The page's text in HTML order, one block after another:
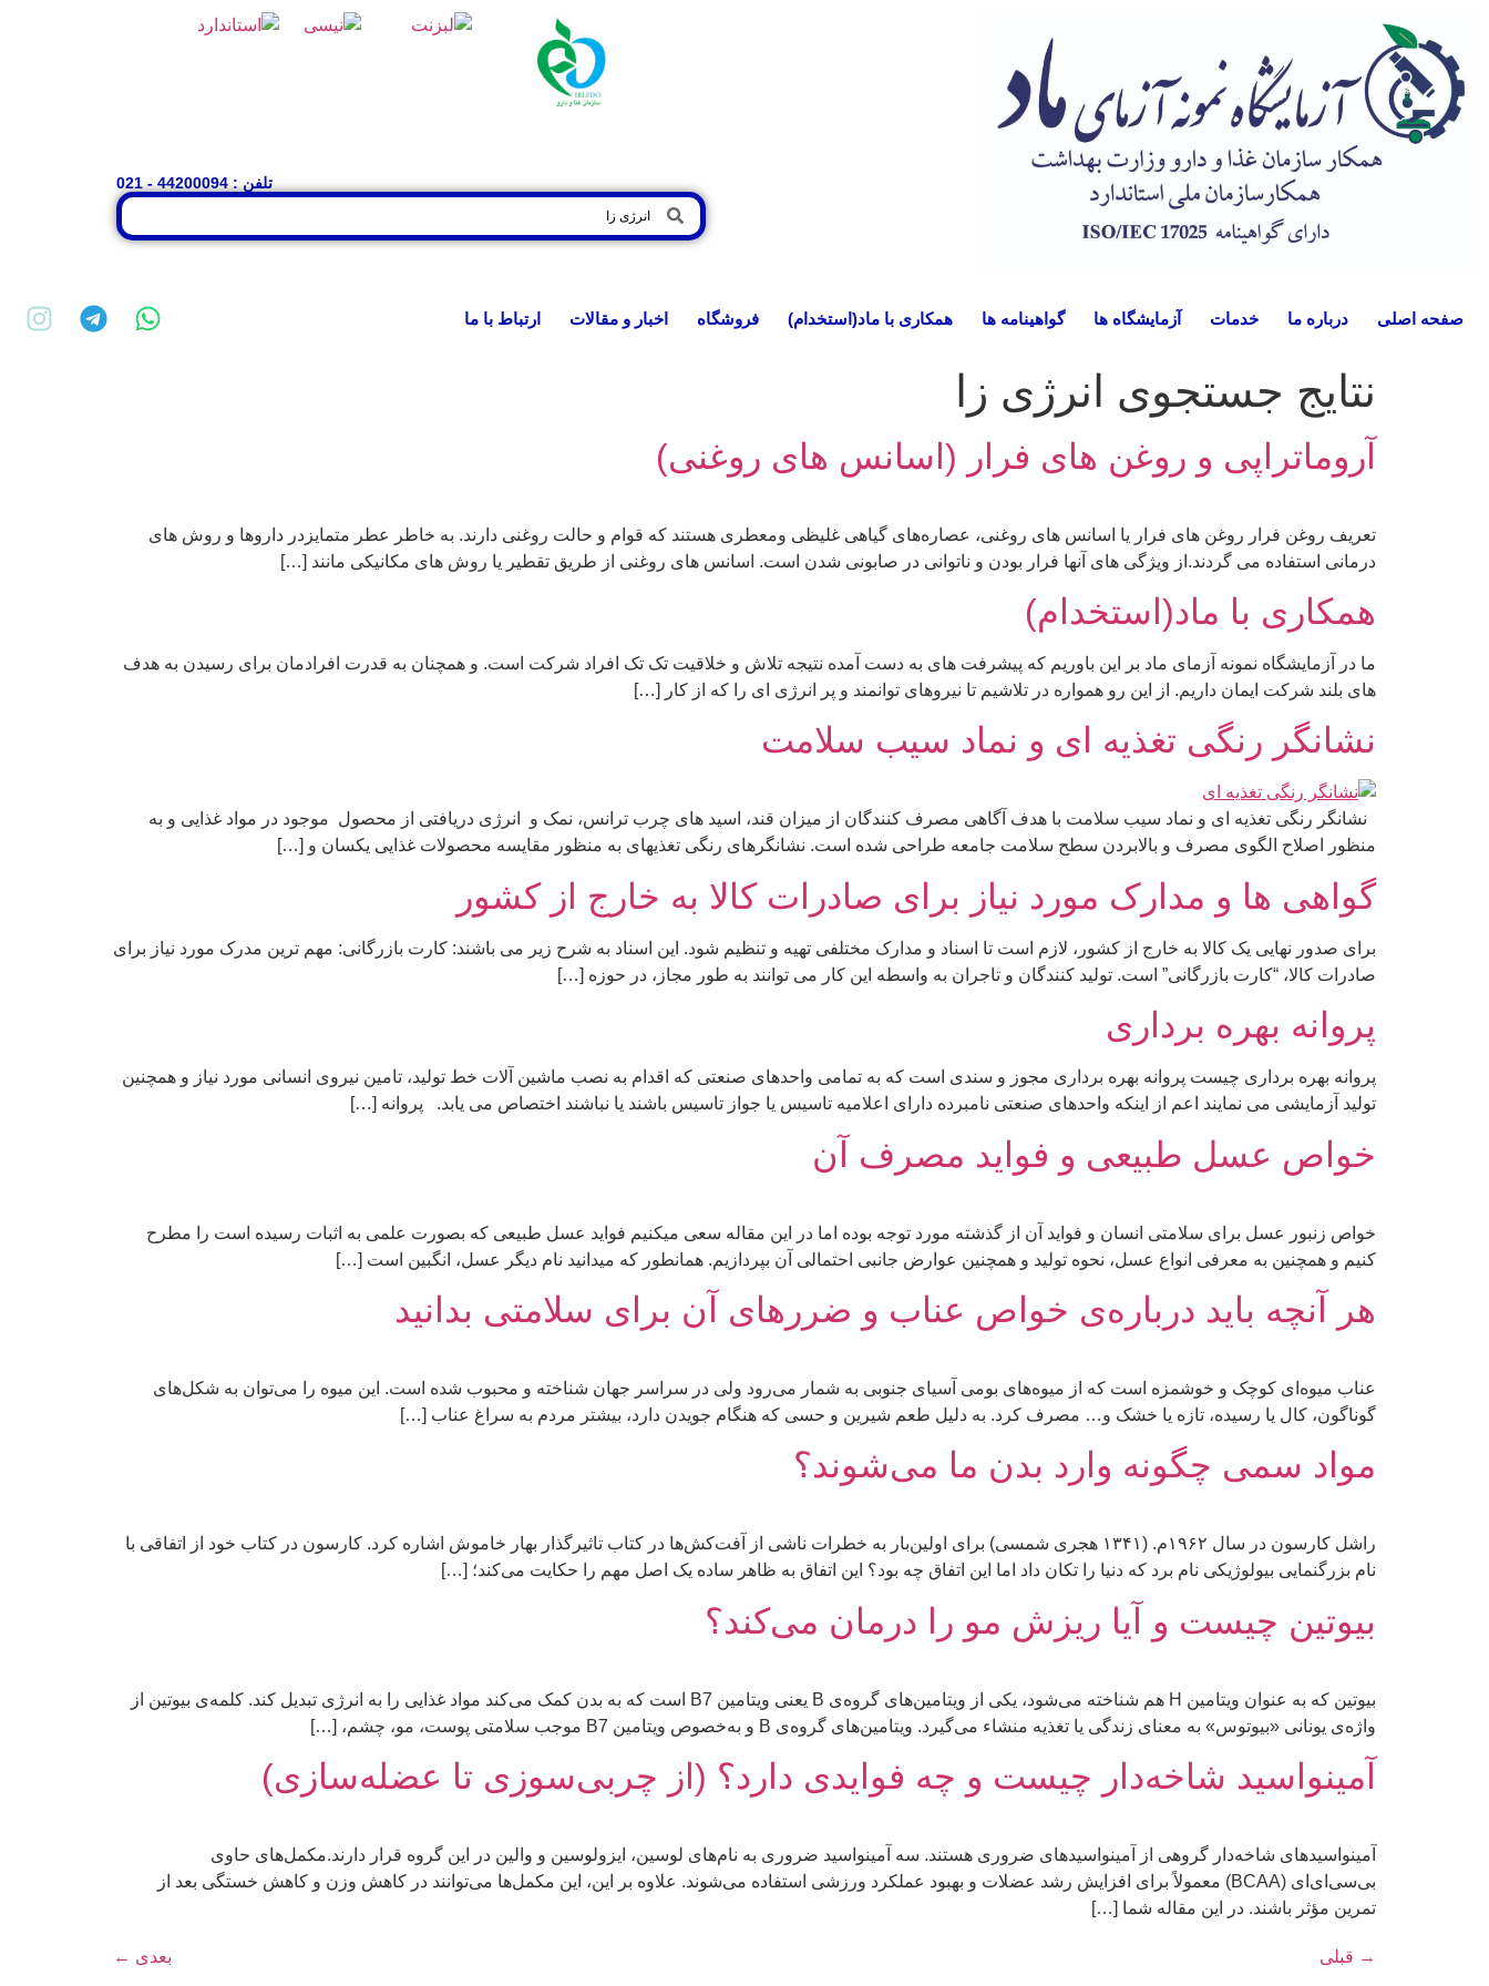
تلفن : 44200094 - 021
صفحه اصلی درباره ما خدمات آزمایشگاه ها گواهینامه ها همکاری با ماد(استخدام) فروشگاه اخبار و مقالات ارتباط با ما
نتایج جستجوی انرژی زا
آروماتراپی و روغن های فرار (اسانس های روغنی)
تعریف روغن فرار روغن های فرار یا اسانس های روغنی، عصاره‌های گیاهی غلیظی ومعطری هستند که قوام و حالت روغنی دارند. به خاطر عطر متمایزدر داروها و روش های
درمانی استفاده می گردند.از ویژگی های آنها فرار بودن و ناتوانی در صابونی شدن است. اسانس های روغنی از طریق تقطیر یا روش های مکانیکی مانند […]
همکاری با ماد(استخدام)
ما در آزمایشگاه نمونه آزمای ماد بر این باوریم که پیشرفت های به دست آمده نتیجه تلاش و خلاقیت تک تک افراد شرکت است. و همچنان به قدرت افرادمان برای رسیدن به هدف
های بلند شرکت ایمان داریم. از این رو همواره در تلاشیم تا نیروهای توانمند و پر انرژی ای را که از کار […]
نشانگر رنگی تغذیه ای و نماد سیب سلامت
نشانگر رنگی تغذیه ای و نماد سیب سلامت با هدف آگاهی مصرف کنندگان از میزان قند، اسید های چرب ترانس، نمک و انرژی دریافتی از محصول موجود در مواد غذایی و به
منظور اصلاح الگوی مصرف و بالابردن سطح سلامت جامعه طراحی شده است. نشانگرهای رنگی تغذیهای به منظور مقایسه محصولات غذایی یکسان و […]
گواهی ها و مدارک مورد نیاز برای صادرات کالا به خارج از کشور
برای صدور نهایی یک کالا به خارج از کشور، لازم است تا اسناد و مدارک مختلفی تهیه و تنظیم شود. این اسناد به شرح زیر می باشند: کارت بازرگانی: مهم ترین مدرک مورد نیاز برای
صادرات کالا، “کارت بازرگانی” است. تولید کنندگان و تاجران به واسطه این کار می توانند به طور مجاز، در حوزه […]
پروانه بهره برداری
پروانه بهره برداری چیست پروانه بهره برداری مجوز و سندی است که به تمامی واحدهای صنعتی که اقدام به نصب ماشین آلات خط تولید، تامین نیروی انسانی مورد نیاز و همچنین
تولید آزمایشی می نمایند اعم از اینکه واحدهای صنعتی نامبرده دارای اعلامیه تاسیس یا جواز تاسیس باشند یا نباشند اختصاص می یابد. پروانه […]
خواص عسل طبیعی و فواید مصرف آن
خواص زنبور عسل برای سلامتی انسان و فواید آن از گذشته مورد توجه بوده اما در این مقاله سعی میکنیم فواید عسل طبیعی که بصورت علمی به اثبات رسیده است را مطرح
کنیم و همچنین به معرفی انواع عسل، نحوه تولید و همچنین عوارض جانبی احتمالی آن بپردازیم. همانطور که میدانید نام دیگر عسل، انگبین است […]
هر آنچه باید درباره‌ی خواص عناب و ضررهای آن برای سلامتی بدانید
عناب میوه‌ای کوچک و خوشمزه است که از میوه‌های بومی آسیای جنوبی به شمار می‌رود ولی در سراسر جهان شناخته و محبوب شده است. این میوه را می‌توان به شکل‌های
گوناگون، کال یا رسیده، تازه یا خشک و… مصرف کرد. به دلیل طعم شیرین و حسی که هنگام جویدن دارد، بیشتر مردم به سراغ عناب […]
مواد سمی چگونه وارد بدن ما می‌شوند؟
راشل کارسون در سال ۱۹۶۲م. (۱۳۴۱ هجری شمسی) برای اولین‌بار به خطرات ناشی از آفت‌کش‌ها در کتاب تاثیرگذار بهار خاموش اشاره کرد. کارسون در کتاب خود از اتفاقی با
نام بزرگنمایی بیولوژیکی نام ‌برد که دنیا را تکان داد اما این اتفاق چه بود؟ این اتفاق به ظاهر ساده یک اصل مهم را حکایت می‌کند؛ […]
بیوتین چیست و آیا ریزش مو را درمان می‌کند؟
بیوتین که به عنوان ویتامین H هم شناخته می‌شود، یکی از ویتامین‌های گروه‌ی B یعنی ویتامین B7 است که به بدن کمک می‌کند مواد غذایی را به انرژی تبدیل کند. کلمه‌ی بیوتین از
واژه‌ی یونانی «بیوتوس» به معنای زندگی یا تغذیه منشاء می‌گیرد. ویتامین‌های گروه‌ی B و به‌خصوص ویتامین B7 موجب سلامتی پوست، مو، چشم، […]
آمینواسید شاخه‌دار چیست و چه فوایدی دارد؟ (از چربی‌سوزی تا عضله‌سازی)
آمینواسیدهای شاخه‌دار گروهی از آمینواسید‌های ضروری هستند. سه آمینواسید ضروری به نام‌های لوسین، ایزولوسین و والین در این گروه قرار دارند.مکمل‌های حاوی
بی‌سی‌ای‌ای (BCAA) معمولاً برای افزایش رشد عضلات و بهبود عملکرد ورزشی استفاده می‌شوند. علاوه بر این، این مکمل‌ها می‌توانند در کاهش وزن و کاهش خستگی بعد از
تمرین مؤثر باشند. در این مقاله شما […]
→ قبلی بعدی ←